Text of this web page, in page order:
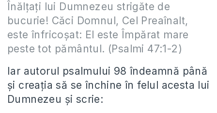
Înălţaţi lui Dumnezeu strigăte de
bucurie! Căci Domnul, Cel Preaînalt,
este înfricoşat: El este Împărat mare
peste tot pământul. (Psalmi 47:1-2)
Iar autorul psalmului 98 îndeamnă până
şi creaţia să se închine în felul acesta lui
Dumnezeu şi scrie: